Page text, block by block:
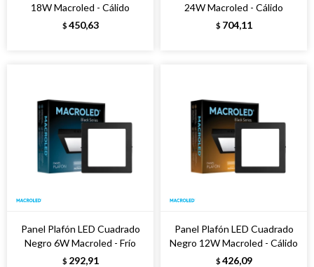
18W Macroled - Cálido
$ 450,63
24W Macroled - Cálido
$ 704,11
Panel Plafón LED Cuadrado
Negro 6W Macroled - Frío
$ 292,91
Panel Plafón LED Cuadrado
Negro 12W Macroled - Cálido
$ 426,09